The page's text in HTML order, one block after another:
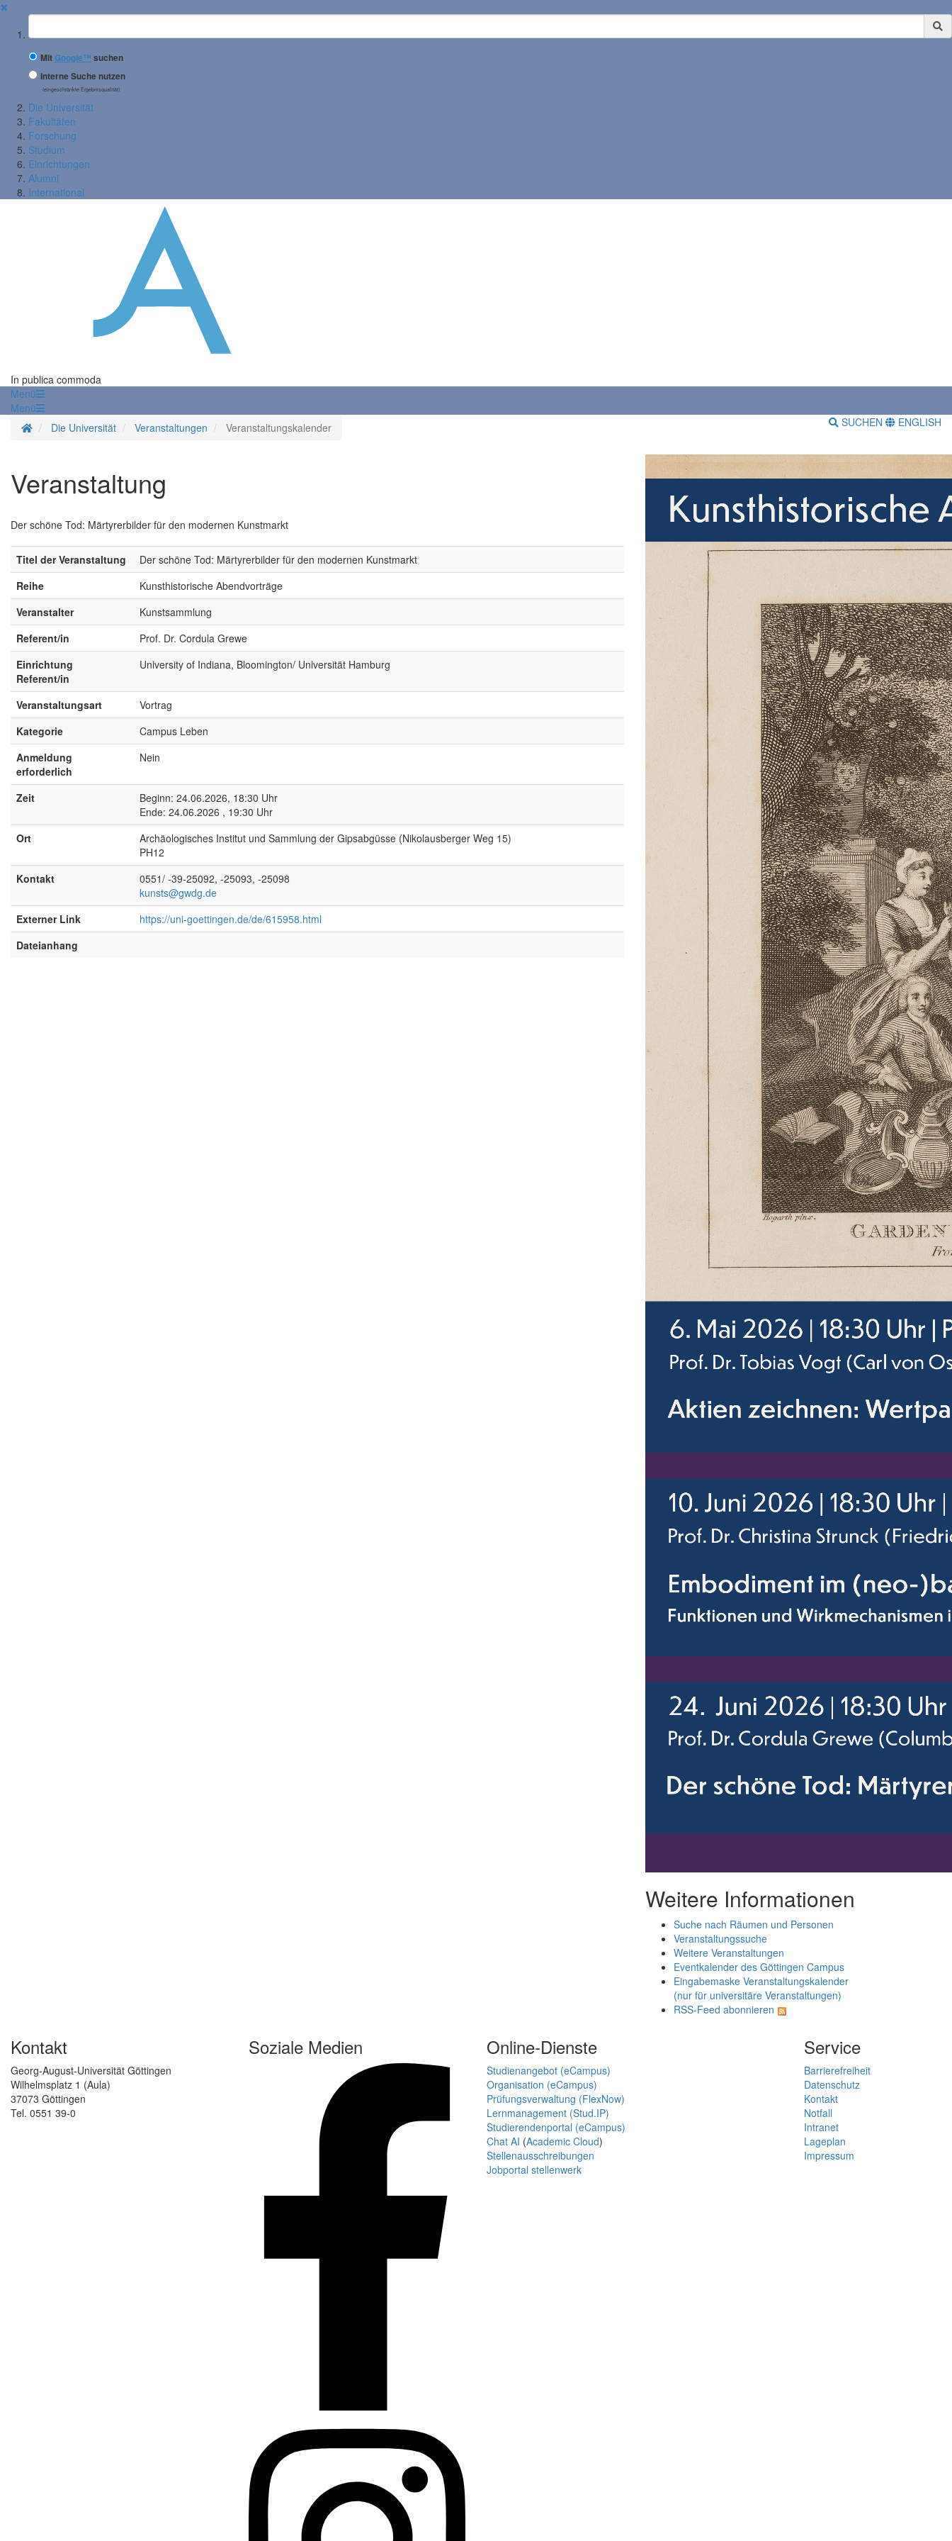
✖
Suchbegriff
MitGoogle™ suchen
Interne Suche nutzen
(eingeschränkte Ergebnisqualität)
Die Universität
Fakultäten
Forschung
Studium
Einrichtungen
Alumni
International
In publica commoda
Menü
Menü
StartseiteDie Universität Veranstaltungen Veranstaltungskalender SUCHEN ENGLISH
Veranstaltung
Der schöne Tod: Märtyrerbilder für den modernen Kunstmarkt
Titel der Veranstaltung
Der schöne Tod: Märtyrerbilder für den modernen Kunstmarkt
Reihe
Kunsthistorische Abendvorträge
Veranstalter
Kunstsammlung
Referent/in
Prof. Dr. Cordula Grewe
Einrichtung
Referent/in
University of Indiana, Bloomington/ Universität Hamburg
Veranstaltungsart
Vortrag
Kategorie
Campus Leben
Anmeldung
erforderlich
Nein
Zeit
Beginn: 24.06.2026, 18:30 Uhr
Ende: 24.06.2026 , 19:30 Uhr
Ort
Archäologisches Institut und Sammlung der Gipsabgüsse (Nikolausberger Weg 15)
PH12
Kontakt
0551/ -39-25092, -25093, -25098
kunsts@gwdg.de
Externer Link
https://uni-goettingen.de/de/615958.html
Dateianhang
Weitere Informationen
Suche nach Räumen und Personen
Veranstaltungssuche
Weitere Veranstaltungen
Eventkalender des Göttingen Campus
Eingabemaske Veranstaltungskalender
(nur für universitäre Veranstaltungen)
RSS-Feed abonnieren
Kontakt
Georg-August-Universität Göttingen
Wilhelmsplatz 1 (Aula)
37073 Göttingen
Tel. 0551 39-0
Soziale Medien Online-Dienste
Studienangebot (eCampus)
Organisation (eCampus)
Prüfungsverwaltung (FlexNow)
Lernmanagement (Stud.IP)
Studierendenportal (eCampus)
Chat AI (Academic Cloud)
Stellenausschreibungen
Jobportal stellenwerk
Service
Barrierefreiheit
Datenschutz
Kontakt
Notfall
Intranet
Lageplan
Impressum